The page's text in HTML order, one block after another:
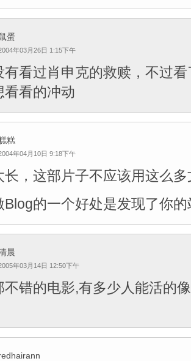
蛋
年03月26日 1:15下午
有看过肖申克的救赎，不过
看看的冲动
糕
年04月10日 9:18下午
长，这部片子不应该用这么
Blog的一个好处是发现了你的
晨
年03月14日 12:50下午
不错的电影,有多少人能活的